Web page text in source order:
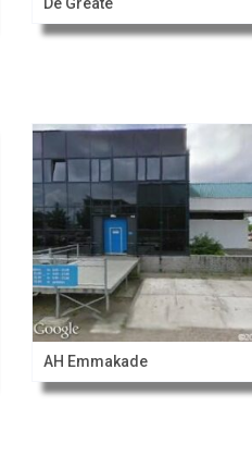
AH Emmakade